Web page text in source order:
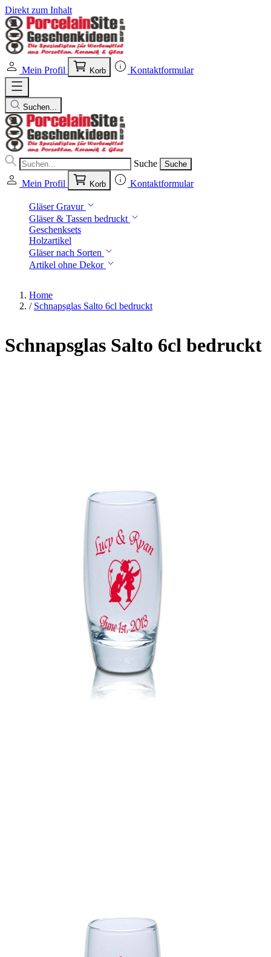
Direkt zum Inhalt
Mein Profil Korb Kontaktformular
Suchen...
Suche Suche
Mein Profil Korb Kontaktformular
Gläser Gravur
Gläser & Tassen bedruckt
Geschenksets
Holzartikel
Gläser nach Sorten
Artikel ohne Dekor
Home
/ Schnapsglas Salto 6cl bedruckt
Schnapsglas Salto 6cl bedruckt